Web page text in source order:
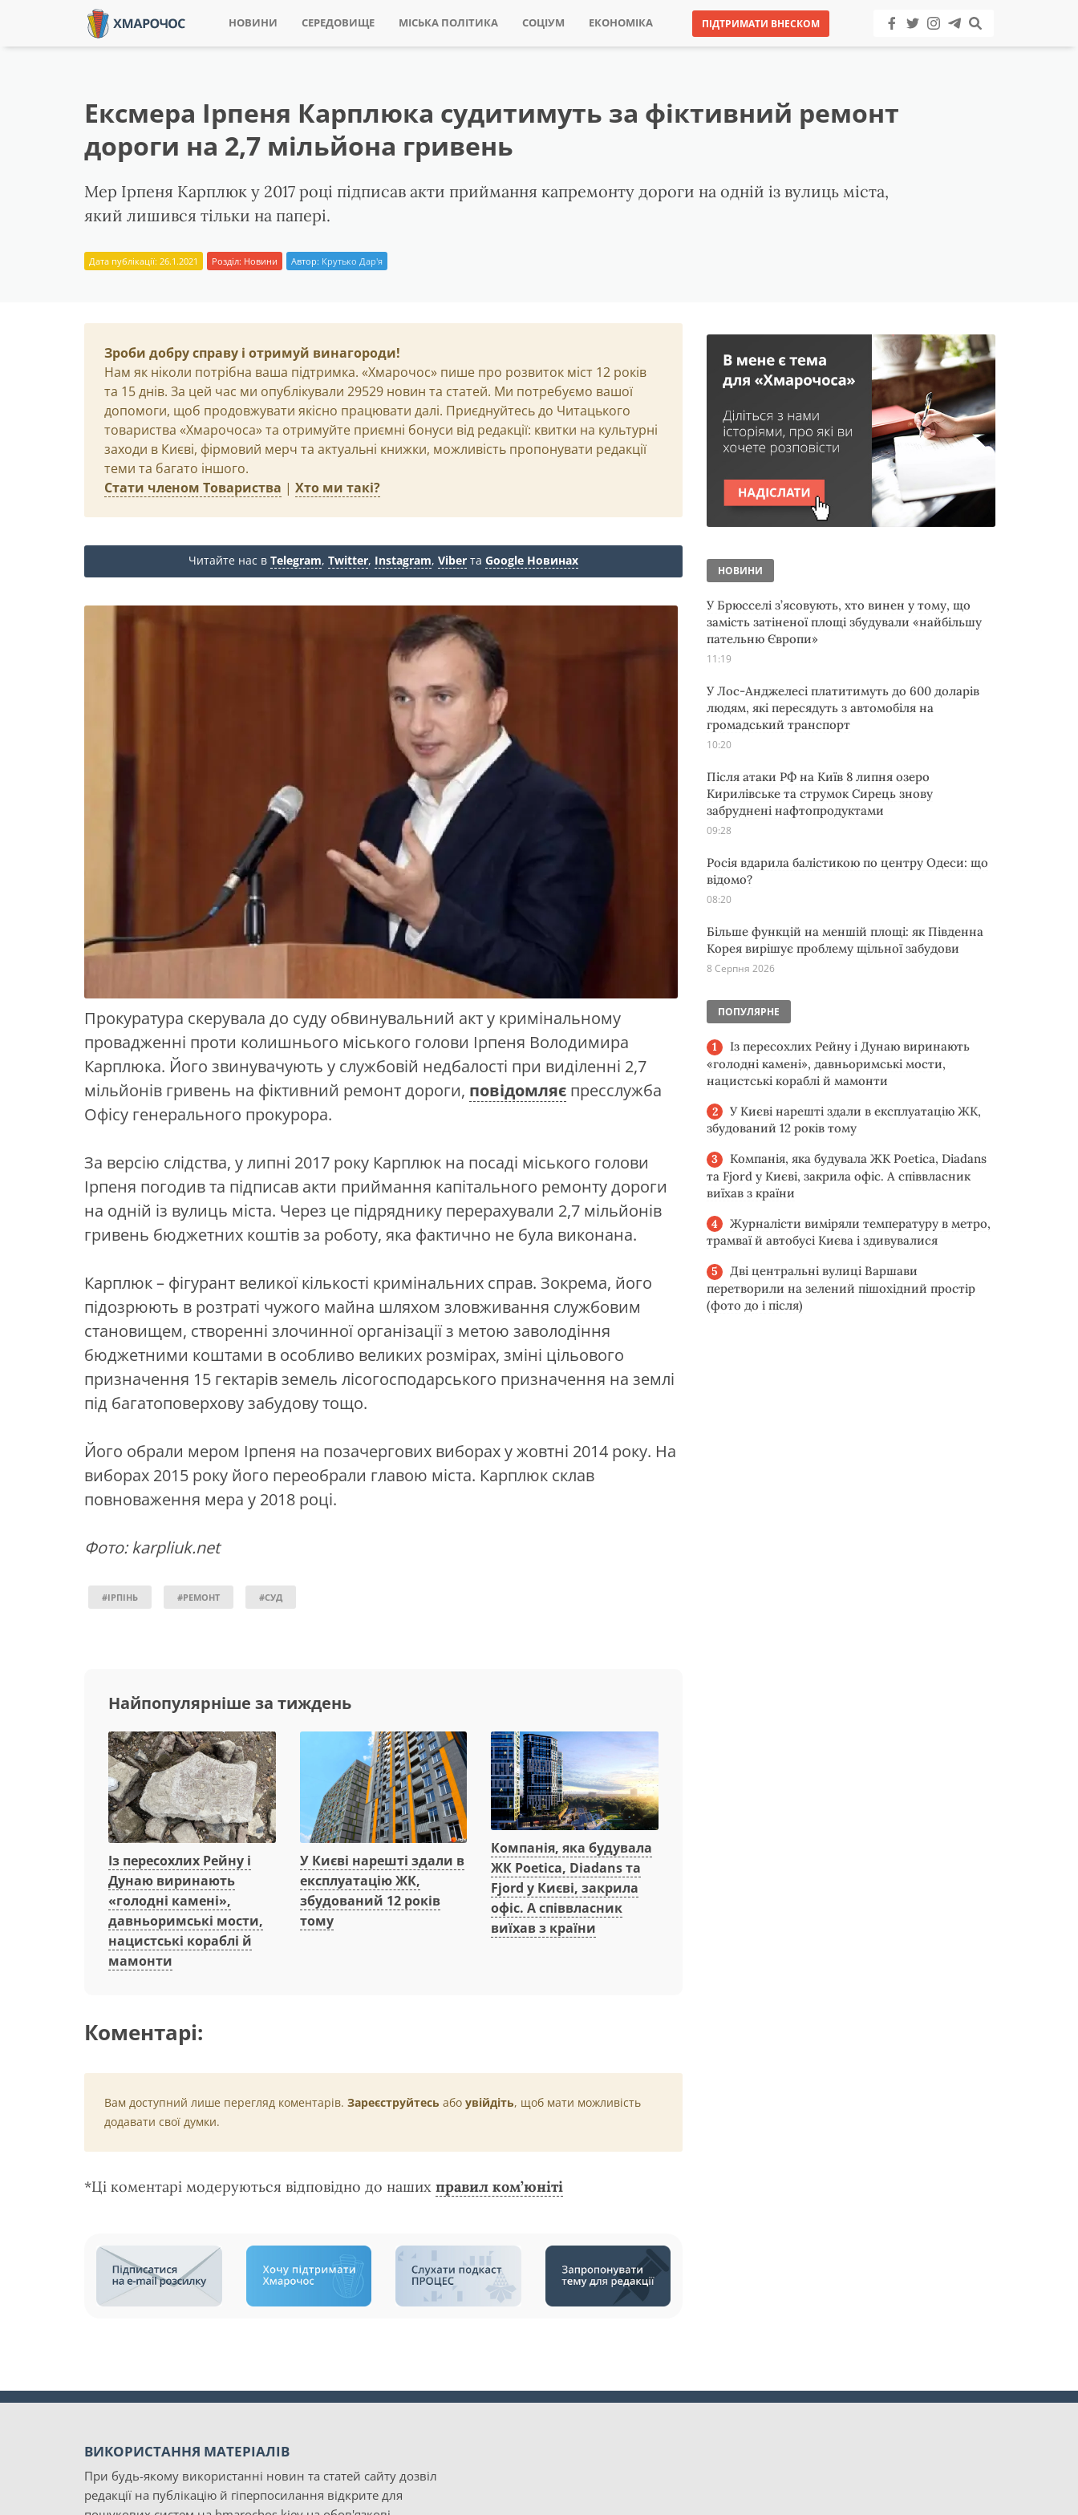
НОВИНИ СЕРЕДОВИЩЕ МІСЬКА ПОЛІТИКА СОЦІУМ ЕКОНОМІКА ПІДТРИМАТИ ВНЕСКОМ
Ексмера Ірпеня Карплюка судитимуть за фіктивний ремонт
дороги на 2,7 мільйона гривень
Мер Ірпеня Карплюк у 2017 році підписав акти приймання капремонту дороги на одній із вулиць міста,
який лишився тільки на папері.
Дата публікації: 26.1.2021 Розділ: Новини Автор: Крутько Дар'я
Зроби добру справу і отримуй винагороди!
Нам як ніколи потрібна ваша підтримка. «Хмарочос» пише про розвиток міст 12 років
та 15 днів. За цей час ми опублікували 29529 новин та статей. Ми потребуємо вашої
допомоги, щоб продовжувати якісно працювати далі. Приєднуйтесь до Читацького
товариства «Хмарочоса» та отримуйте приємні бонуси від редакції: квитки на культурні
заходи в Києві, фірмовий мерч та актуальні книжки, можливість пропонувати редакції
теми та багато іншого.
Стати членом Товариства | Хто ми такі?
Читайте нас в Telegram, Twitter, Instagram, Viber та Google Новинах
Прокуратура скерувала до суду обвинувальний акт у кримінальному
провадженні проти колишнього міського голови Ірпеня Володимира
Карплюка. Його звинувачують у службовій недбалості при виділенні 2,7
мільйонів гривень на фіктивний ремонт дороги, повідомляє пресслужба
Офісу генерального прокурора.
За версію слідства, у липні 2017 року Карплюк на посаді міського голови
Ірпеня погодив та підписав акти приймання капітального ремонту дороги
на одній із вулиць міста. Через це підряднику перерахували 2,7 мільйонів
гривень бюджетних коштів за роботу, яка фактично не була виконана.
Карплюк – фігурант великої кількості кримінальних справ. Зокрема, його
підозрюють в розтраті чужого майна шляхом зловживання службовим
становищем, створенні злочинної організації з метою заволодіння
бюджетними коштами в особливо великих розмірах, зміні цільового
призначення 15 гектарів земель лісогосподарського призначення на землі
під багатоповерхову забудову тощо.
Його обрали мером Ірпеня на позачергових виборах у жовтні 2014 року. На
виборах 2015 року його переобрали главою міста. Карплюк склав
повноваження мера у 2018 році.
Фото: karpliuk.net
#ІРПІНЬ #РЕМОНТ #СУД
Найпопулярніше за тиждень
Із пересохлих Рейну і
Дунаю виринають
«голодні камені»,
давньоримські мости,
нацистські кораблі й
мамонти
У Києві нарешті здали в
експлуатацію ЖК,
збудований 12 років
тому
Компанія, яка будувала
ЖК Poetica, Diadans та
Fjord у Києві, закрила
офіс. А співвласник
виїхав з країни
Коментарі:
Вам доступний лише перегляд коментарів. Зареєструйтесь або увійдіть, щоб мати можливість
додавати свої думки.
*Ці коментарі модеруються відповідно до наших правил ком’юніті
НОВИНИ
У Брюсселі з’ясовують, хто винен у тому, що
замість затіненої площі збудували «найбільшу
пательню Європи»
11:19
У Лос-Анджелесі платитимуть до 600 доларів
людям, які пересядуть з автомобіля на
громадський транспорт
10:20
Після атаки РФ на Київ 8 липня озеро
Кирилівське та струмок Сирець знову
забруднені нафтопродуктами
09:28
Росія вдарила балістикою по центру Одеси: що
відомо?
08:20
Більше функцій на меншій площі: як Південна
Корея вирішує проблему щільної забудови
8 Серпня 2026
ПОПУЛЯРНЕ
Із пересохлих Рейну і Дунаю виринають
«голодні камені», давньоримські мости,
нацистські кораблі й мамонти
У Києві нарешті здали в експлуатацію ЖК,
збудований 12 років тому
Компанія, яка будувала ЖК Poetica, Diadans
та Fjord у Києві, закрила офіс. А співвласник
виїхав з країни
Журналісти виміряли температуру в метро,
трамваї й автобусі Києва і здивувалися
Дві центральні вулиці Варшави
перетворили на зелений пішохідний простір
(фото до і після)
ВИКОРИСТАННЯ МАТЕРІАЛІВ
При будь-якому використанні новин та статей сайту дозвіл
редакції на публікацію й гіперпосилання відкрите для